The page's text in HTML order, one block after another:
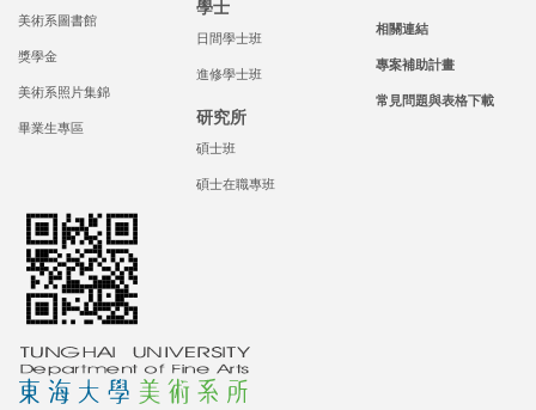
美術系圖書館
獎學金
美術系照片集錦
畢業生專區
學士
日間學士班
進修學士班
研究所
碩士班
碩士在職專班
相關連結
專案補助計畫
常見問題與表格下載